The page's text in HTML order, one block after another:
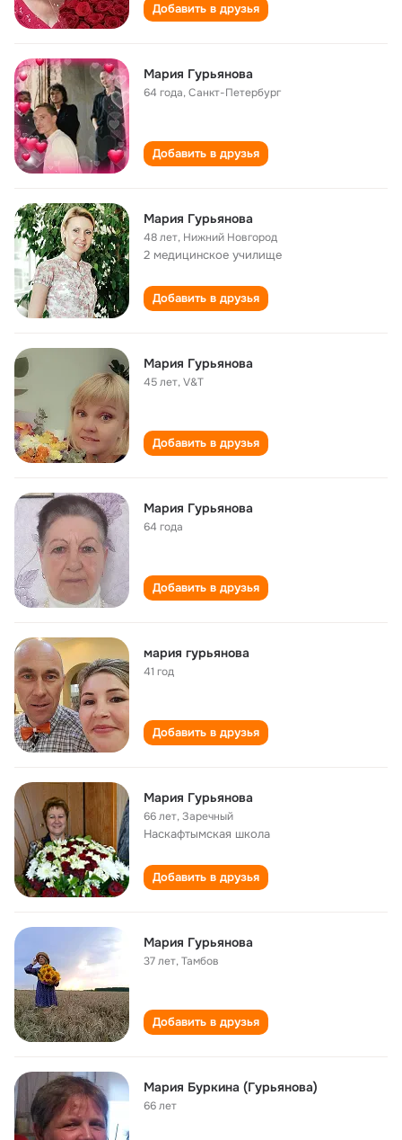
Добавить в друзья
Мария Гурьянова
64 года,Санкт-Петербург
Добавить в друзья
Мария Гурьянова
48 лет, Нижний Новгород
2 медицинское училище
Добавить в друзья
Мария Гурьянова
45 лет,V&T
Добавить в друзья
Мария Гурьянова
64 года
Добавить в друзья
мария гурьянова
41 год
Добавить в друзья
Мария Гурьянова
66 лет,Заречный
Наскафтымская школа
Добавить в друзья
Мария Гурьянова
37 лет,Тамбов
Добавить в друзья
Мария Буркина (Гурьянова)
66 лет